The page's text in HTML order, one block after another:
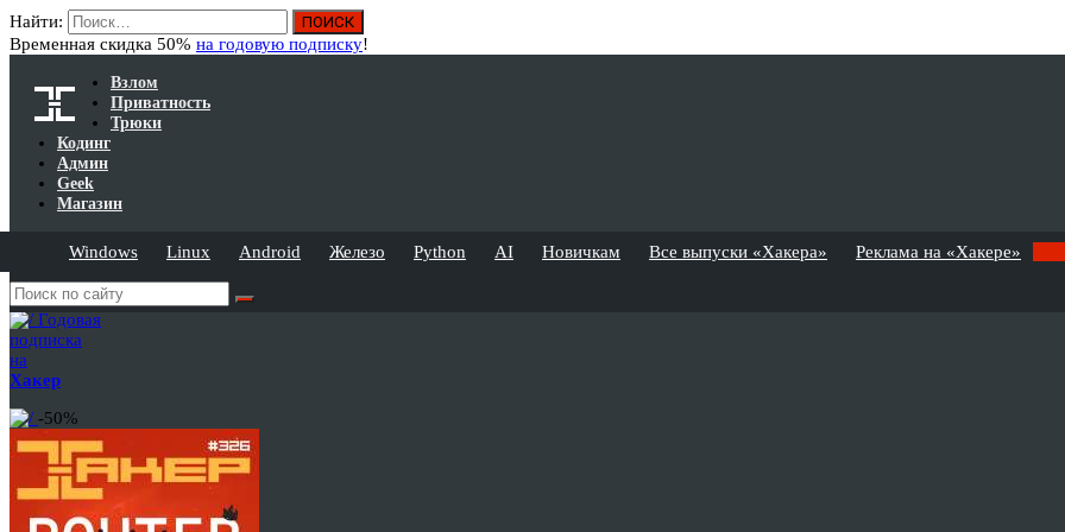
Найти:
Временная скидка 50% на годовую подписку!
Взлом
Приватность
Трюки
Кодинг
Админ
Geek
Магазин
Windows Linux Android Железо Python AI Новичкам Все выпуски «Хакера» Реклама на «Хакере»
Годовая
подписка
на
Хакер
-50%